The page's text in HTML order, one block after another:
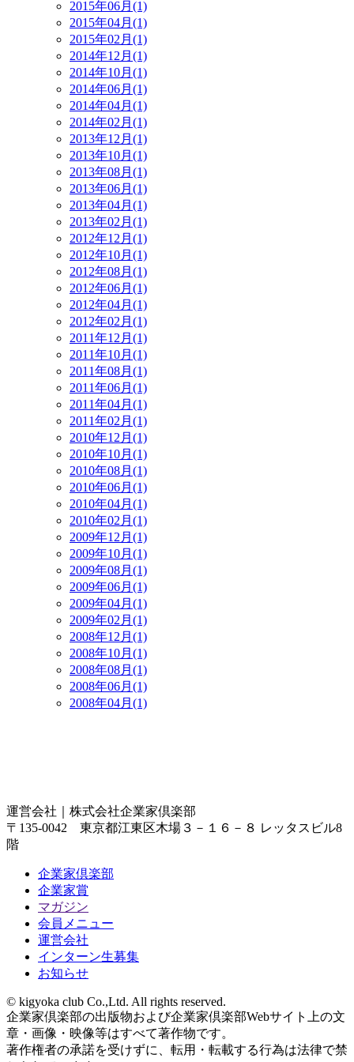
2015年06月(1)
2015年04月(1)
2015年02月(1)
2014年12月(1)
2014年10月(1)
2014年06月(1)
2014年04月(1)
2014年02月(1)
2013年12月(1)
2013年10月(1)
2013年08月(1)
2013年06月(1)
2013年04月(1)
2013年02月(1)
2012年12月(1)
2012年10月(1)
2012年08月(1)
2012年06月(1)
2012年04月(1)
2012年02月(1)
2011年12月(1)
2011年10月(1)
2011年08月(1)
2011年06月(1)
2011年04月(1)
2011年02月(1)
2010年12月(1)
2010年10月(1)
2010年08月(1)
2010年06月(1)
2010年04月(1)
2010年02月(1)
2009年12月(1)
2009年10月(1)
2009年08月(1)
2009年06月(1)
2009年04月(1)
2009年02月(1)
2008年12月(1)
2008年10月(1)
2008年08月(1)
2008年06月(1)
2008年04月(1)
運営会社｜ 株式会社企業家倶楽部
〒135-0042 東京都江東区木場３－１６－８ レッタスビル8
階
企業家倶楽部
企業家賞
マガジン
会員メニュー
運営会社
インターン生募集
お知らせ
© kigyoka club Co.,Ltd. All rights reserved.
企業家倶楽部の出版物および企業家倶楽部Webサイト上の文
章・画像・映像等はすべて著作物です。
著作権者の承諾を受けずに、転用・転載する行為は法律で禁